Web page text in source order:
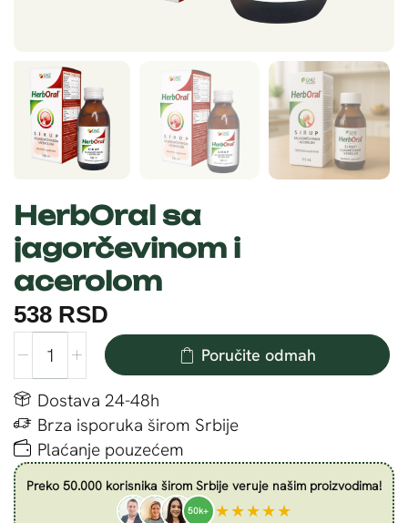
HerbOral sa
jagorčevinom i
acerolom
538 RSD
Poručite odmah
Dostava 24-48h
Brza isporuka širom Srbije
Plaćanje pouzećem
Preko 50.000 korisnika širom Srbije veruje našim proizvodima!
50k+ ★★★★★